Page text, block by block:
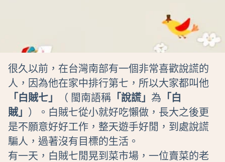
很久以前，在台灣南部有一個非常喜歡說謊的
人，因為他在家中排行第七，所以大家都叫他
「白賊七」
（ 閩南語稱 「說謊」 為 「白
賊」 ）。白賊七從小就好吃懶做，長大之後更
是不願意好好工作，整天遊手好閒，到處說謊
騙人，過著沒有目標的生活。
有一天，白賊七閒晃到菜市場，一位賣菜的老